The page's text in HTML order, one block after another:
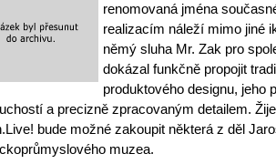
renomovaná jména
realizacím náleží mimo jiné
němý sluha Mr. Zak pro
dokázal funkčně propojit
produktového designu, jeho
a precizně zpracovaným detailem.
bude možné zakoupit některá z děl
muzea.